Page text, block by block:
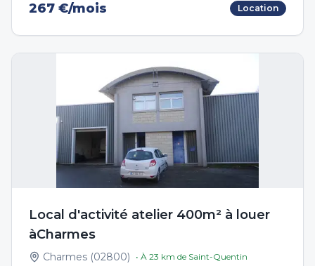
267 €/mois Location
Local d'activité atelier 400m² à louer
àCharmes
Charmes (02800) • À 23 km de Saint-Quentin